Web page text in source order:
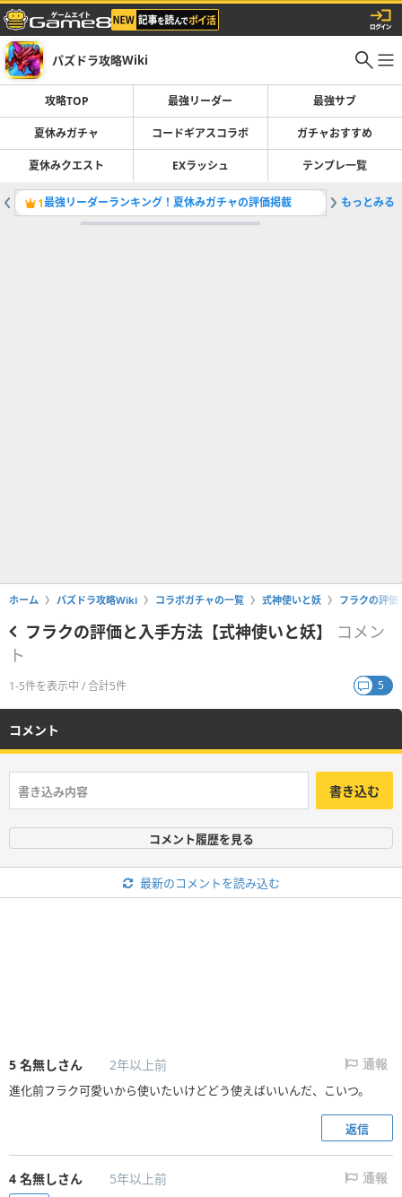
パズドラ攻略Wiki
攻略TOP 最強リーダー 最強サブ
夏休みガチャ コードギアスコラボ ガチャおすすめ
夏休みクエスト EXラッシュ テンプレ一覧
1最強リーダーランキング！夏休みガチャの評価掲載 2コード
もっとみる
ホーム パズドラ攻略Wiki コラボガチャの一覧 式神使いと妖 フラクの評
フラクの評価と入手方法【式神使いと妖】
コメン
ト
1-5件を表示中 / 合計5件 5
コメント
書き込む
コメント履歴を見る
最新のコメントを読み込む
5 名無しさん 2年以上前 通報
進化前フラク可愛いから使いたいけどどう使えばいいんだ、こいつ。
返信
4 名無しさん 5年以上前 通報